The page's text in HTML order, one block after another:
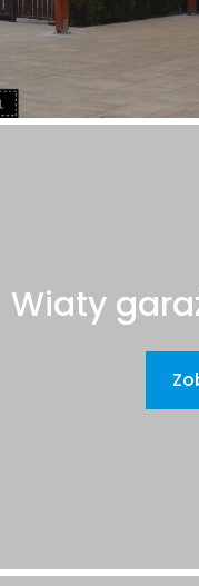
Wiaty